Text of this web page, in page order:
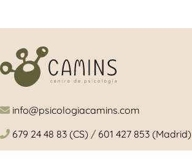
info@psicologiacamins.com
679 24 48 83 (CS) / 601 427 853 (Madrid)